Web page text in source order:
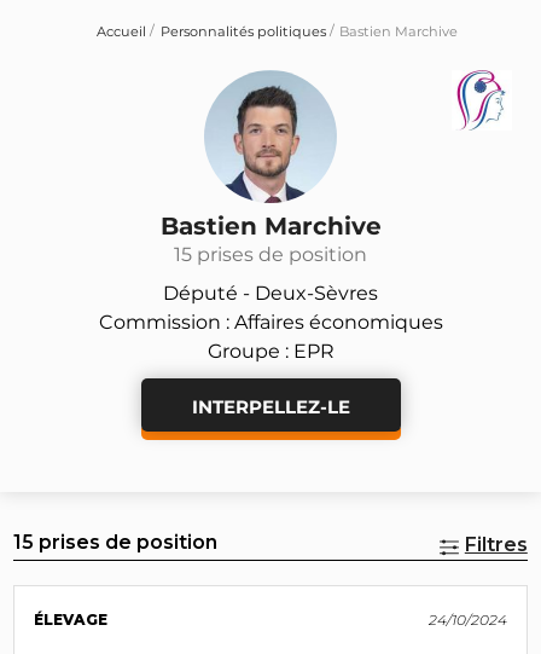
Accueil Personnalités politiques Bastien Marchive
Bastien Marchive
15 prises de position
Député - Deux-Sèvres
Commission : Affaires économiques
Groupe : EPR
INTERPELLEZ-LE
15 prises de position Filtres
ÉLEVAGE 24/10/2024